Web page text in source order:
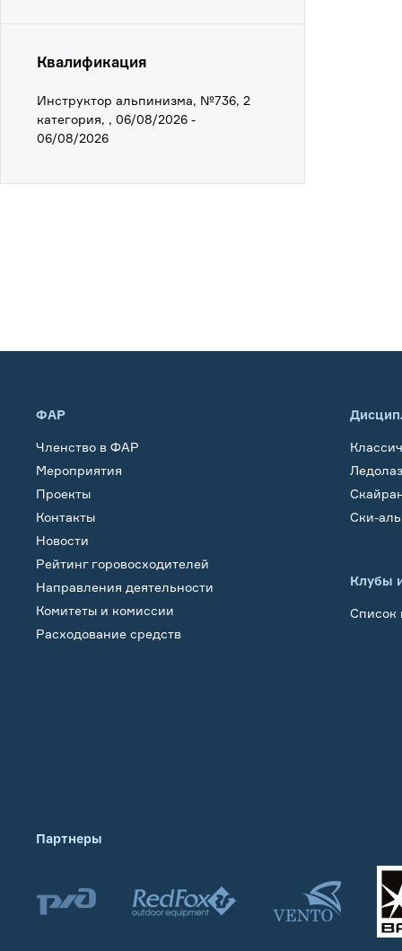
Квалификация
Инструктор альпинизма, №736, 2
категория, , 06/08/2026 -
06/08/2026
ФАР
Членство в ФАР
Мероприятия
Проекты
Контакты
Новости
Рейтинг горовосходителей
Направления деятельности
Комитеты и комиссии
Расходование средств
Ски-
Клубы
Список
Партнеры